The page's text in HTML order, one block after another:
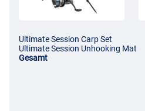
- Länge eingeklappt: 67 cm
- Länge maximal: 117 cm
- Höhe eingeklappt: 51 cm
Ultimate Session Carp Set
Ultimate Session Unhooking Mat
Gesamt